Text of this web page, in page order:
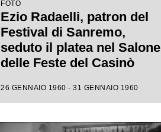
FOTO
Ezio Radaelli, patron del
Festival di Sanremo,
seduto il platea nel Salone
delle Feste del Casinò
prove della X edizione
26 GENNAIO 1960 - 31 GENNAIO 1960